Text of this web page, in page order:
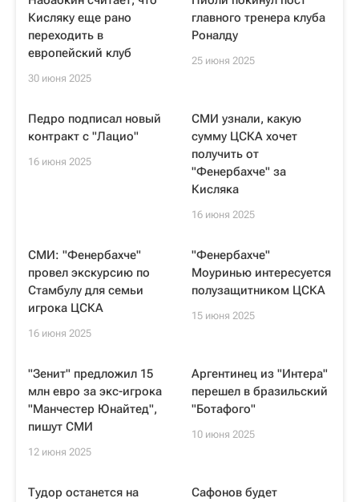
Кисляку еще рано
переходить в
европейский клуб
30 июня 2025
главного тренера клуба
Роналду
25 июня 2025
Педро подписал новый
контракт с "Лацио"
16 июня 2025
СМИ узнали, какую
сумму ЦСКА хочет
получить от
"Фенербахче" за
Кисляка
16 июня 2025
СМИ: "Фенербахче"
провел экскурсию по
Стамбулу для семьи
игрока ЦСКА
16 июня 2025
"Фенербахче"
Моуринью интересуется
полузащитником ЦСКА
15 июня 2025
"Зенит" предложил 15
млн евро за экс-игрока
"Манчестер Юнайтед",
пишут СМИ
12 июня 2025
Аргентинец из "Интера"
перешел в бразильский
"Ботафого"
10 июня 2025
Тудор останется на
Сафонов будет